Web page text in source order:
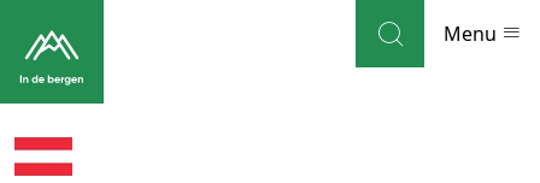
Menu
Bestemmingen